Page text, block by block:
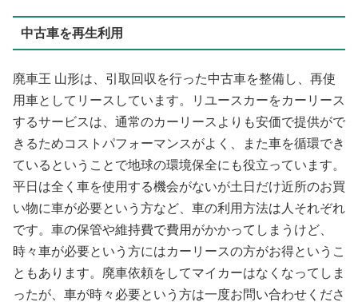
中古車を再生利用
廃車王 山形は、引取回収を行った中古車を整備し、再使
用車としてリースしています。リユースカーをカーリース
するサービスは、通常のカーリースよりも安価で提供がで
きるためコストパフォーマンスがよく、また車を循環でき
ているということで地球の環境保全にも役立っています。
平日は全く車を使用する機会がないが土日だけ近所のお買
い物に車が必要という方など、車の利用方法は人それぞれ
です。車の保管や維持費で費用がかかってしまうけど、
時々車が必要という方にはカーリースの方がお得というこ
ともあります。廃車依頼をしてマイカーはなくなってしま
ったが、車が時々必要という方は一度お問い合わせくださ